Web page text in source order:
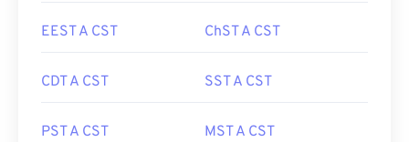
EEST A CST ChST A CST
CDT A CST SST A CST
PST A CST MST A CST